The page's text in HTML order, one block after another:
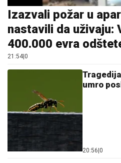
Izazvali požar u
nastavili da uživaju:
400.000 evra
21:54 0
umro
20:56 0